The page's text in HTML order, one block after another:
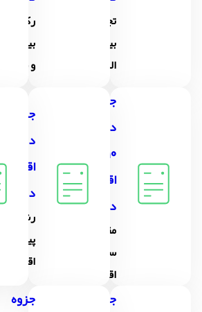
تجارت
بین
الملل
رکود،
بیکاری
و فقر
جزوه
درس
10
اقتصاد
دهم
مقاوم
سازی
اقتصاد
جزوه
اقتصاد
دهم
رشد و
پیشرفت
اقتصادی
جزوه
جزوه